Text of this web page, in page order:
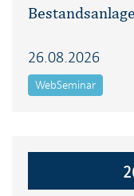
26.08.2026
WebSeminar